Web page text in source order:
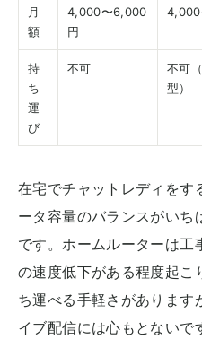
月
額
4,000〜6,000
円
持
ち
運
び
不可
不可
型）
在宅でチャットレディをす
ータ容量のバランスがいち
です。ホームルーターは工
の速度低下がある程度起
ち運べる手軽さがあります
イブ配信には心もとないで